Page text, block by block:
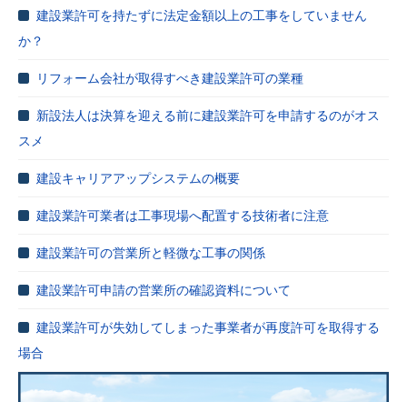
建設業許可を持たずに法定金額以上の工事をしていません
か？
リフォーム会社が取得すべき建設業許可の業種
新設法人は決算を迎える前に建設業許可を申請するのがオス
スメ
建設キャリアアップシステムの概要
建設業許可業者は工事現場へ配置する技術者に注意
建設業許可の営業所と軽微な工事の関係
建設業許可申請の営業所の確認資料について
建設業許可が失効してしまった事業者が再度許可を取得する
場合